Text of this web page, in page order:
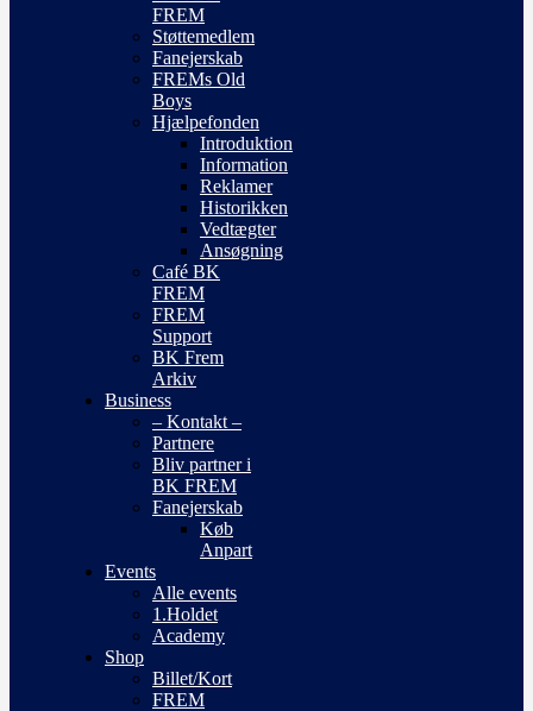
FREM
Støttemedlem
Fanejerskab
FREMs Old
Boys
Hjælpefonden
Introduktion
Information
Reklamer
Historikken
Vedtægter
Ansøgning
Café BK
FREM
FREM
Support
BK Frem
Arkiv
Business
– Kontakt –
Partnere
Bliv partner i
BK FREM
Fanejerskab
Køb
Anpart
Events
Alle events
1.Holdet
Academy
Shop
Billet/Kort
FREM